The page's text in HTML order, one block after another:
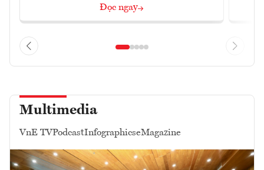
Đọc ngay
Multimedia
VnE TVPodcastInfographicseMagazine